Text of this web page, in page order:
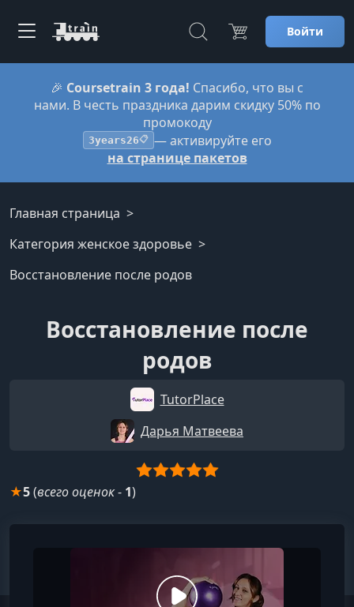
Войти
🎉 Coursetrain 3 года! Спасибо, что вы с
нами. В честь праздника дарим скидку 50% по
промокоду
3years26📋 — активируйте его
на странице пакетов
Главная страница
Категория женское здоровье
Восстановление после родов
Восстановление после
родов
TutorPlace
Дарья Матвеева
★5(всего оценок- 1)